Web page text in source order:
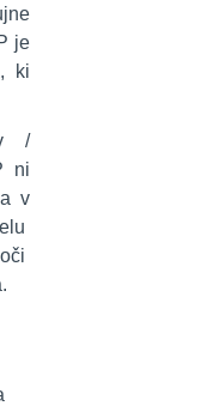
je
ki
/
ni
v